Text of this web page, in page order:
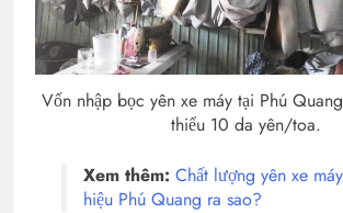
Vốn nhập bọc yên xe máy tại Phú
thiểu 10 da yên/toa.
Xem thêm: Chất lượng yên xe
hiệu Phú Quang ra sao?